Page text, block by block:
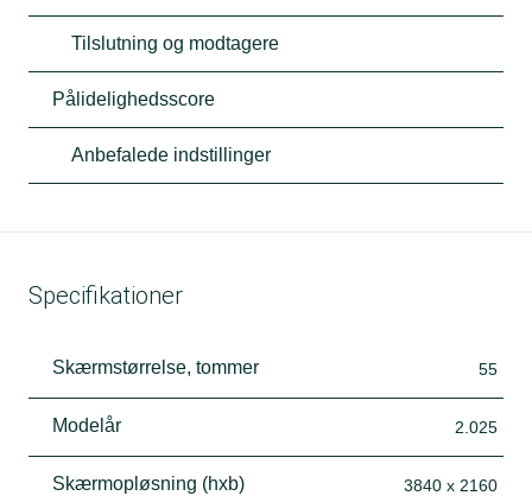
Tilslutning og modtagere
Pålidelighedsscore
Anbefalede indstillinger
Specifikationer
Skærmstørrelse, tommer 55
Modelår 2.025
Skærmopløsning (hxb) 3840 x 2160